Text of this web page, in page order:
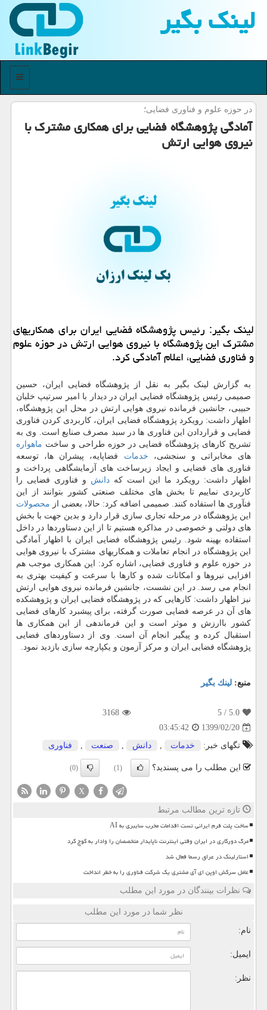
لینك بگیر
منو
در حوزه علوم و فناوری فضایی؛
آمادگی پژوهشگاه فضایی برای همكاری مشترك با
نیروی هوایی ارتش
لینك بگیر: رئیس پژوهشگاه فضایی ایران برای همكاریهای
مشترك این پژوهشگاه با نیروی هوایی ارتش در حوزه علوم
و فناوری فضایی، اعلام آمادگی كرد.
به گزارش لینک بگیر به نقل از پژوهشگاه فضایی ایران، حسین
صمیمی رئیس پژوهشگاه فضایی ایران در دیدار با امیر سرتیپ خلبان
حبیبی، جانشین فرمانده نیروی هوایی ارتش در محل این پژوهشگاه،
اظهار داشت: رویکرد پژوهشگاه فضایی ایران، کاربردی کردن فناوری
فضایی و قراردادن این فناوری ها در سبد مصرف صنایع است. وی به
تشریح کارهای پژوهشگاه فضایی در حوزه طراحی و ساخت ماهواره
های مخابراتی و سنجشی، خدمات فضاپایه، پیشران ها، توسعه
فناوری های فضایی و ایجاد زیرساخت های آزمایشگاهی پرداخت و
اظهار داشت: رویکرد ما این است که دانش و فناوری فضایی را
کاربردی نماییم تا بخش های مختلف صنعتی کشور بتوانند از این
فنآوری ها استفاده کنند. صمیمی اضافه کرد: حالا، بعضی از محصولات
این پژوهشگاه در مرحله تجاری سازی قرار دارد و بدین جهت با بخش
های دولتی و خصوصی در مذاکره هستیم تا از این دستاوردها در داخل
استفاده بهینه شود. رئیس پژوهشگاه فضایی ایران با اظهار آمادگی
این پژوهشگاه در انجام تعاملات و همکاریهای مشترک با نیروی هوایی
در حوزه علوم و فناوری فضایی، اشاره کرد: این همکاری موجب هم
افزایی نیروها و امکانات شده و کارها با سرعت و کیفیت بهتری به
انجام می رسد. در این نشست، جانشین فرمانده نیروی هوایی ارتش
نیز اظهار داشت: کارهایی که در پژوهشگاه فضایی ایران و پژوهشکده
های آن در عرصه فضایی صورت گرفته، برای پیشبرد کارهای فضایی
کشور باارزش و موثر است و این فرماندهی از این همکاری ها
استقبال کرده و پیگیر انجام آن است. وی از دستاوردهای فضایی
پژوهشگاه فضایی ایران و مرکز آزمون و یکپارچه سازی بازدید نمود.
منبع: لینك بگیر
5.0
/ 5
3168
1399/02/20
03:45:42
تگهای خبر:
خدمات , دانش , صنعت , فناوری
این مطلب را می پسندید؟ (1)
(0)
X
تازه ترین مطالب مرتبط
ساخت پلت فرم ایرانی تست اقدامات مخرب سایبری به AI
مرگ دورکاری در ایران وقتی اینترنت ناپایدار متخصصان را وادار به کوچ کرد
استارلینک در عراق رسما فعال شد
عامل سرکش اوپن ای آی مشتری یک شرکت فناوری را به خطر انداخت
نظرات بینندگان در مورد این مطلب
نظر شما در مورد این مطلب
نام:
ایمیل:
نظر: